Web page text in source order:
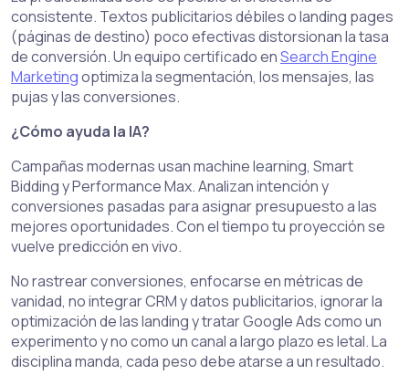
consistente. Textos publicitarios débiles o landing pages
(páginas de destino) poco efectivas distorsionan la tasa
de conversión. Un equipo certificado enSearch Engine
Marketingoptimiza la segmentación, los mensajes, las
pujas y las conversiones.
¿Cómo ayuda la IA?
Campañas modernas usan machine learning, Smart
Bidding y Performance Max. Analizan intención y
conversiones pasadas para asignar presupuesto a las
mejores oportunidades. Con el tiempo tu proyección se
vuelve predicción en vivo.
No rastrear conversiones, enfocarse en métricas de
vanidad, no integrar CRM y datos publicitarios, ignorar la
optimización de las landing y tratar Google Ads como un
experimento y no como un canal a largo plazo es letal. La
disciplina manda, cada peso debe atarse a un resultado.